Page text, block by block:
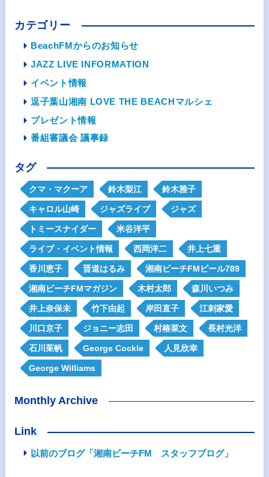
カテゴリー
BeachFMからのお知らせ
JAZZ LIVE INFORMATION
イベント情報
逗子葉山湘南 LOVE THE BEACHマルシェ
プレゼント情報
番組審議会 議事録
タグ
クマ・マクーア 鈴木梨江 鈴木雅子
キャロル山崎 ジャズライブ ジャズ
トミースナイダー 米谷洋平
ライブ・イベント情報 西岡洋二 井上七重
香川恵子 晋道はるみ 湘南ビーチFMビール789
湘南ビーチFMマガジン 木村太郎 森川いつみ
井上奈保未 竹下由起 岸田直子 江刺家愛
川口京子 ジョニー志田 村椿菜文 長村光洋
石川茱帆 George Cockle 人見欣幸
George Williams
Monthly Archive
Link
以前のブログ「湘南ビーチFM スタッフブログ」